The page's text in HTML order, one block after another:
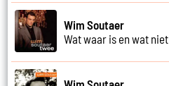
Wim Soutaer
Wat waar is en wat niet